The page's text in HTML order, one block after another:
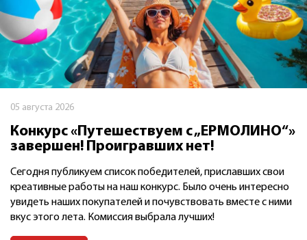
05 августа 2026
Конкурс «Путешествуем с „ЕРМОЛИНО“»
завершен! Проигравших нет!
Сегодня публикуем список победителей, приславших свои
креативные работы на наш конкурс. Было очень интересно
увидеть наших покупателей и почувствовать вместе с ними
вкус этого лета. Комиссия выбрала лучших!